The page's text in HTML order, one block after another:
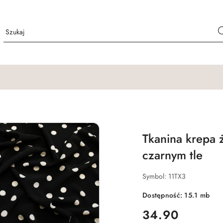
Tkanina
czarnym tle
Symbol: 11TX3
Dostępność: 15.1 mb
cena:
34.90